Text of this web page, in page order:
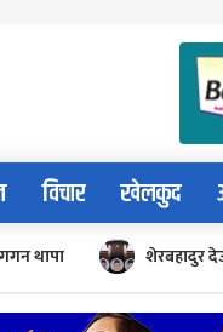
विचार खेलकुद
गगन थापा शेरबहादुर